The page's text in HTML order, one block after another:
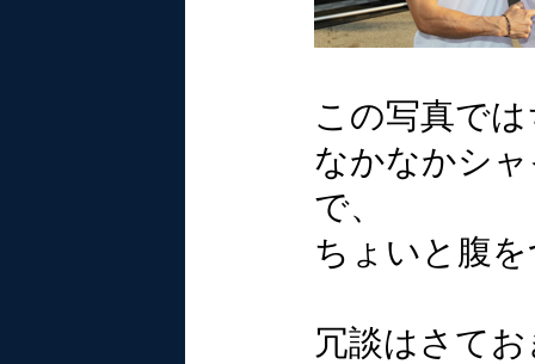
この写真で
なかなかシ
で、
ちょいと腹
冗談はさて